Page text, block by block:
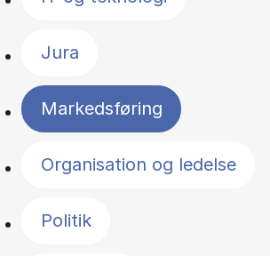
Jura
Markedsføring
Organisation og ledelse
Politik